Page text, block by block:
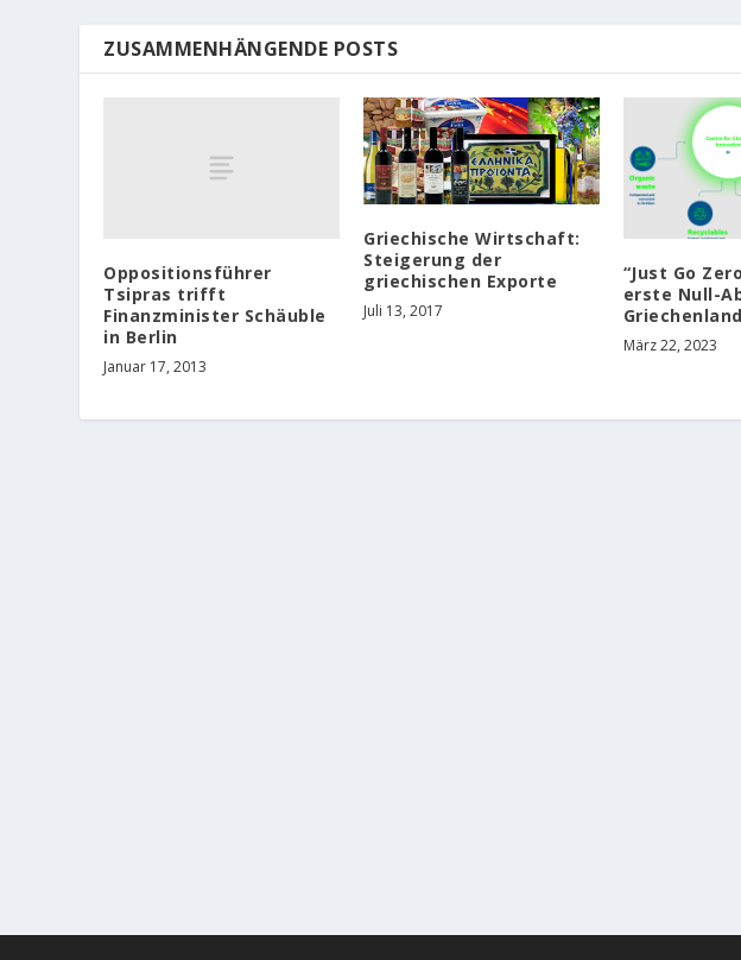
ZUSAMMENHÄNGENDE POSTS
Oppositionsführer
Tsipras trifft
Finanzminister Schäuble
in Berlin
Januar 17, 2013
Griechische Wirtschaft:
Steigerung der
griechischen Exporte
Juli 13, 2017
“Just Go
erste Null-
März 22, 2023